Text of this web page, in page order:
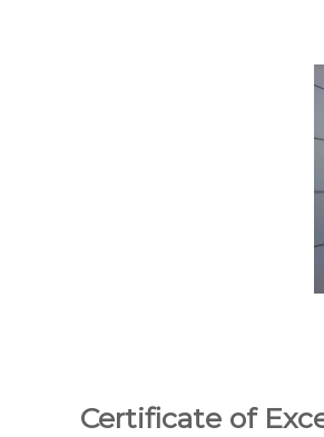
Certificate of